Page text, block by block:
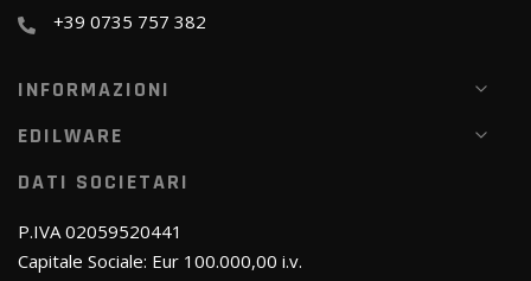
+39 0735 757 382
INFORMAZIONI
EDILWARE
DATI SOCIETARI
P.IVA 02059520441
Capitale Sociale: Eur 100.000,00 i.v.